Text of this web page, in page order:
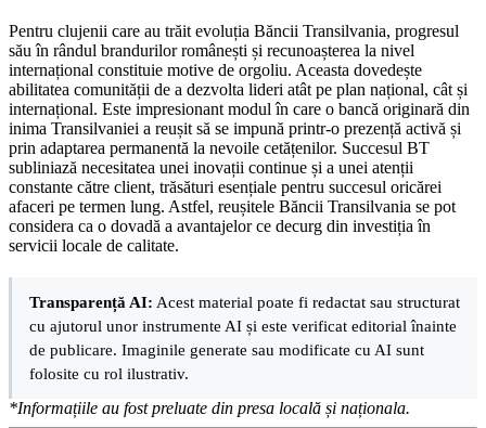
Pentru clujenii care au trăit evoluția Băncii Transilvania, progresul
său în rândul brandurilor românești și recunoașterea la nivel
internațional constituie motive de orgoliu. Aceasta dovedește
abilitatea comunității de a dezvolta lideri atât pe plan național, cât și
internațional. Este impresionant modul în care o bancă originară din
inima Transilvaniei a reușit să se impună printr-o prezență activă și
prin adaptarea permanentă la nevoile cetățenilor. Succesul BT
subliniază necesitatea unei inovații continue și a unei atenții
constante către client, trăsături esențiale pentru succesul oricărei
afaceri pe termen lung. Astfel, reușitele Băncii Transilvania se pot
considera ca o dovadă a avantajelor ce decurg din investiția în
servicii locale de calitate.
Transparență AI: Acest material poate fi redactat sau structurat
cu ajutorul unor instrumente AI și este verificat editorial înainte
de publicare. Imaginile generate sau modificate cu AI sunt
folosite cu rol ilustrativ.
*Informațiile au fost preluate din presa locală și naționala.